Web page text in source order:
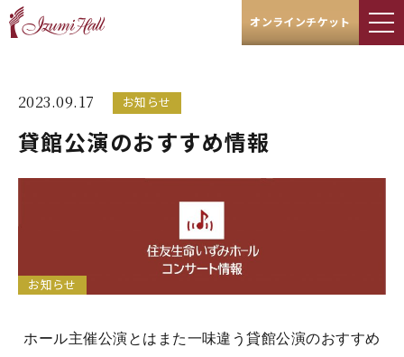
オンラインチケット
2023.09.17 お知らせ
貸館公演のおすすめ情報
お知らせ
ホール主催公演とはまた一味違う貸館公演のおすすめ